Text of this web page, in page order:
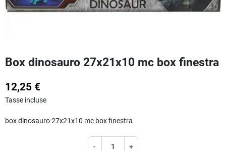
Box dinosauro 27x21x10 mc box finestra
12,25 €
Tasse incluse
box dinosauro 27x21x10 mc box finestra
- +